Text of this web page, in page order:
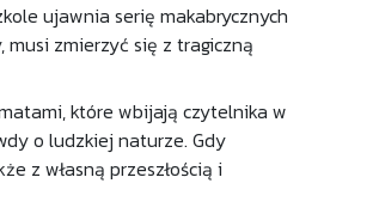
ujawnia serię makabrycznych
musi zmierzyć się z tragiczną
które wbijają czytelnika w
o ludzkiej naturze. Gdy
z własną przeszłością i